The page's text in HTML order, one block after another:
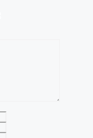
Mail-
Adresse